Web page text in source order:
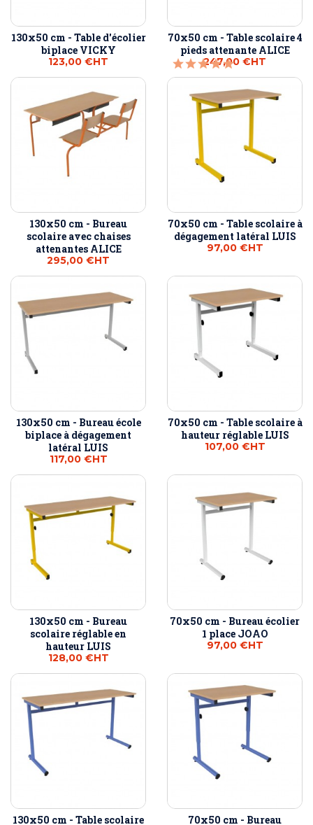
130x50 cm - Table d'écolier
biplace VICKY
123,00 €HT
70x50 cm - Table scolaire 4
pieds attenante ALICE
247,00 €HT
130x50 cm - Bureau
scolaire avec chaises
attenantes ALICE
295,00 €HT
70x50 cm - Table scolaire à
dégagement latéral LUIS
97,00 €HT
130x50 cm - Bureau école
biplace à dégagement
latéral LUIS
117,00 €HT
70x50 cm - Table scolaire à
hauteur réglable LUIS
107,00 €HT
130x50 cm - Bureau
scolaire réglable en
hauteur LUIS
128,00 €HT
70x50 cm - Bureau écolier
1 place JOAO
97,00 €HT
130x50 cm - Table scolaire 70x50 cm - Bureau